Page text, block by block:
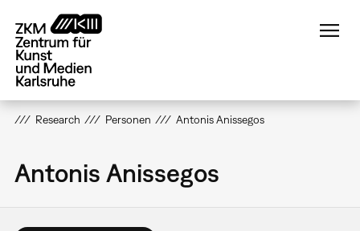
zum
Inhalt
Research Personen Antonis Anissegos
Antonis Anissegos